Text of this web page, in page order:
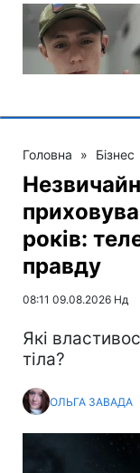
Головна » Бізнес
років:
правду
08:11 09.08.2026 Нд
Які
тіла?
ОЛЬГА ЗАВАДА